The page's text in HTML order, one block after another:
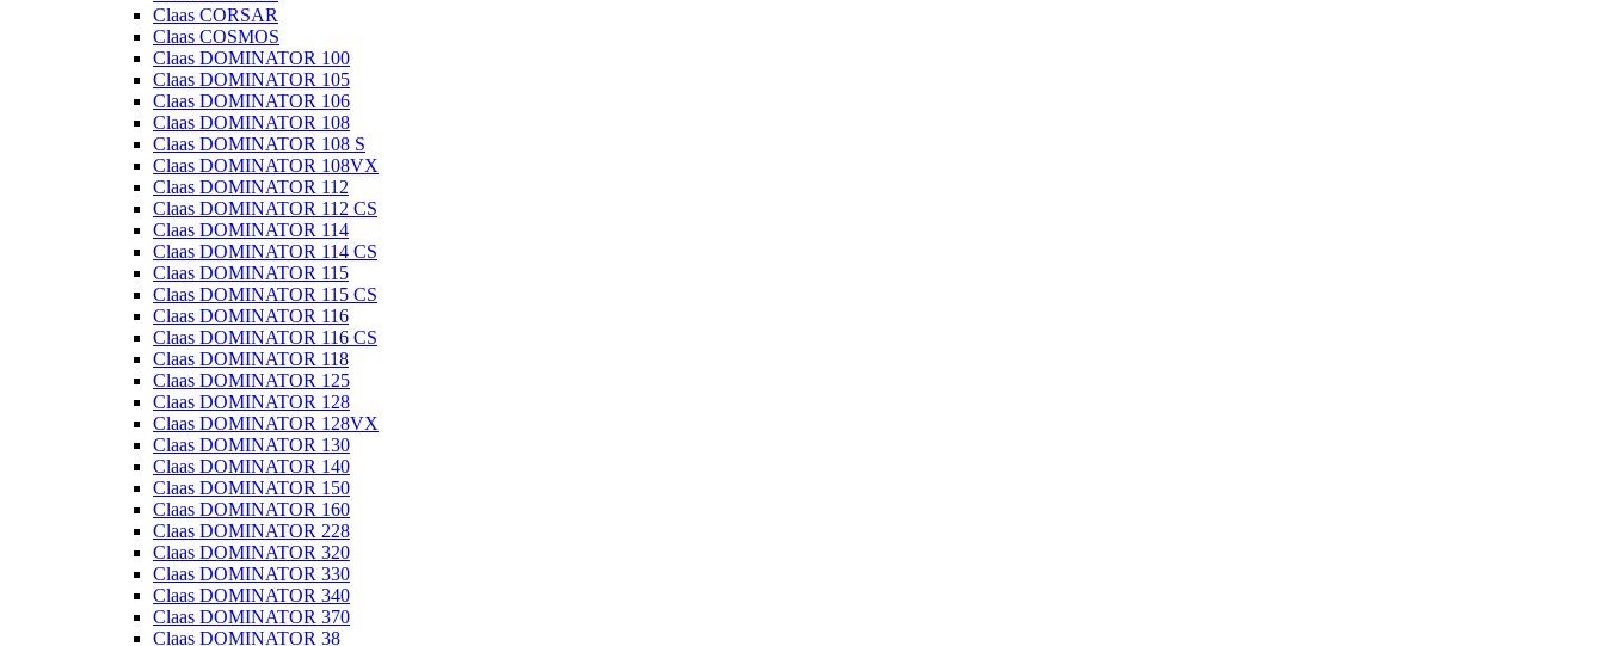
Claas CORSAR
Claas COSMOS
Claas DOMINATOR 100
Claas DOMINATOR 105
Claas DOMINATOR 106
Claas DOMINATOR 108
Claas DOMINATOR 108 S
Claas DOMINATOR 108VX
Claas DOMINATOR 112
Claas DOMINATOR 112 CS
Claas DOMINATOR 114
Claas DOMINATOR 114 CS
Claas DOMINATOR 115
Claas DOMINATOR 115 CS
Claas DOMINATOR 116
Claas DOMINATOR 116 CS
Claas DOMINATOR 118
Claas DOMINATOR 125
Claas DOMINATOR 128
Claas DOMINATOR 128VX
Claas DOMINATOR 130
Claas DOMINATOR 140
Claas DOMINATOR 150
Claas DOMINATOR 160
Claas DOMINATOR 228
Claas DOMINATOR 320
Claas DOMINATOR 330
Claas DOMINATOR 340
Claas DOMINATOR 370
Claas DOMINATOR 38